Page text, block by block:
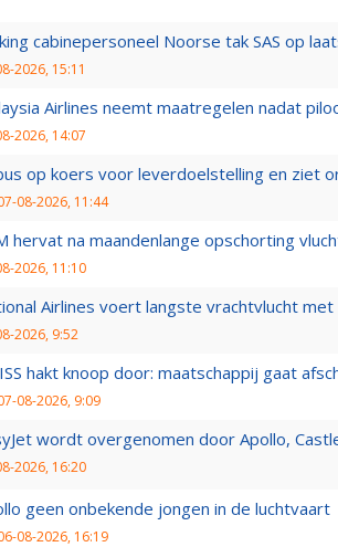
cabinepersoneel Noorse tak SAS op
2026, 15:11
Airlines neemt maatregelen nadat
2026, 14:07
op koers voor leverdoelstelling en ziet
08-2026, 11:44
hervat na maandenlange opschorting
2026, 11:10
Airlines voert langste vrachtvlucht
2026, 9:52
hakt knoop door: maatschappij gaat
08-2026, 9:09
wordt overgenomen door Apollo,
2026, 16:20
geen onbekende jongen in de luchtvaart
08-2026, 16:19